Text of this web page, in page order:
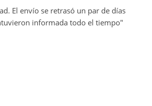
El envío se retrasó un par de días
informada todo el tiempo"